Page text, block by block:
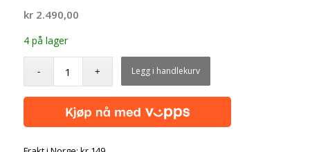
kr2.490,00
4 på lager
Legg i handlekurv